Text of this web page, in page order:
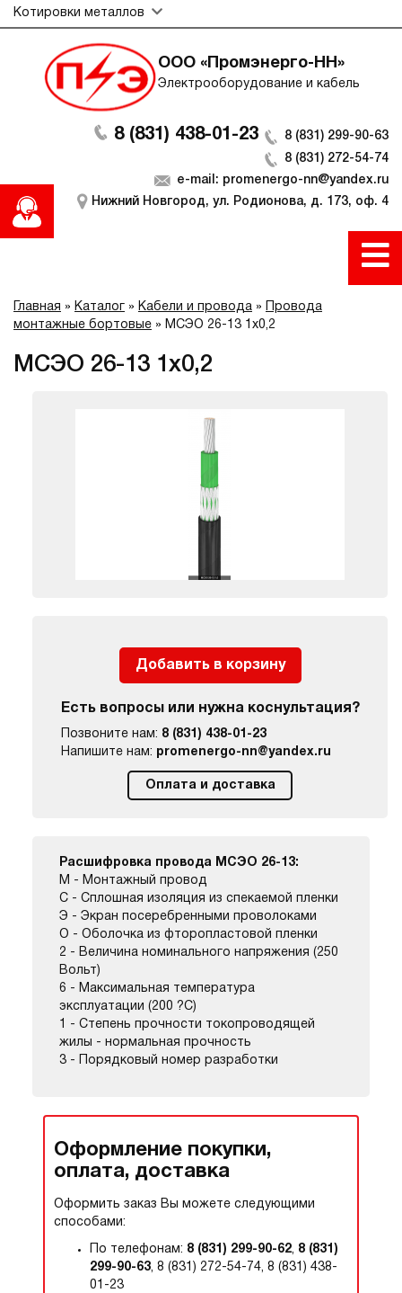
Котировки металлов
ООО «Промэнерго-НН»
Электрооборудование и кабель
8 (831) 438-01-23
8 (831) 299-90-63
8 (831) 272-54-74
e-mail: promenergo-nn@yandex.ru
Нижний Новгород, ул. Родионова, д. 173, оф. 4
Главная » Каталог » Кабели и провода »
Провода
монтажные бортовые » МСЭО 26-13 1х0,2
МСЭО 26-13 1х0,2
Добавить в корзину
Есть вопросы или нужна коснультация?
Позвоните нам: 8 (831) 438-01-23
Напишите нам: promenergo-nn@yandex.ru
Оплата и доставка
Расшифровка провода МСЭО 26-13:
М - Монтажный провод
С - Сплошная изоляция из спекаемой пленки
Э - Экран посеребренными проволоками
О - Оболочка из фторопластовой пленки
2 - Величина номинального напряжения (250
Вольт)
6 - Максимальная температура
эксплуатации (200 ?С)
1 - Степень прочности токопроводящей
жилы - нормальная прочность
3 - Порядковый номер разработки
Оформление покупки,
оплата, доставка
Оформить заказ Вы можете следующими
способами:
По телефонам: 8 (831) 299-90-62, 8 (831)
299-90-63, 8 (831) 272-54-74, 8 (831) 438-
01-23